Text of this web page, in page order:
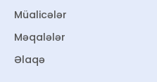
Müalicələr
Məqalələr
Əlaqə